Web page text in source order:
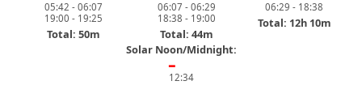
05:42 - 06:07
19:00 - 19:25
Total: 50m
06:07 - 06:29
18:38 - 19:00
Total: 44m
06:29 - 18:38
Total: 12h 10m
Solar Noon/Midnight:
━
12:34